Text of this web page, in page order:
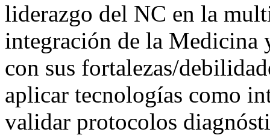
liderazgo del NC en la
integración de la Medicina
con sus fortalezas/
aplicar tecnologías como
validar protocolos